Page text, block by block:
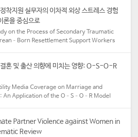
착지원 실무자의 이차적 외상 스트레스 경험
론을 중심으로
on the Process of Secondary Traumatic
Resettlement Support Workers
혼 및 출산 의향에 미치는 영향: O-S-O-R
Media Coverage on Marriage and
An Application of the O–S–O–R Model
Partner Violence against Women in
Review